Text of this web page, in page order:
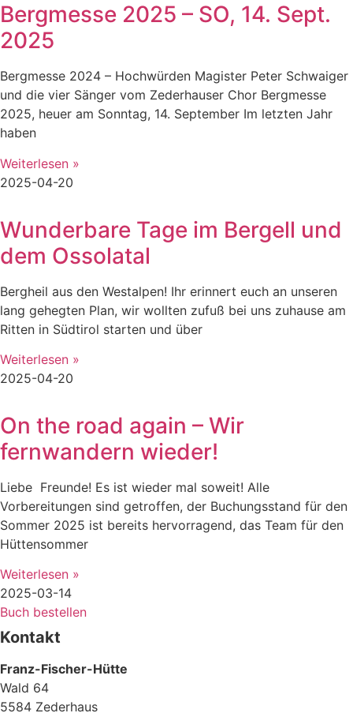
Bergmesse 2025 – SO, 14. Sept.
2025
Bergmesse 2024 – Hochwürden Magister Peter Schwaiger
und die vier Sänger vom Zederhauser Chor Bergmesse
2025, heuer am Sonntag, 14. September Im letzten Jahr
haben
Weiterlesen »
2025-04-20
Wunderbare Tage im Bergell und
dem Ossolatal
Bergheil aus den Westalpen! Ihr erinnert euch an unseren
lang gehegten Plan, wir wollten zufuß bei uns zuhause am
Ritten in Südtirol starten und über
Weiterlesen »
2025-04-20
On the road again – Wir
fernwandern wieder!
Liebe Freunde! Es ist wieder mal soweit! Alle
Vorbereitungen sind getroffen, der Buchungsstand für den
Sommer 2025 ist bereits hervorragend, das Team für den
Hüttensommer
Weiterlesen »
2025-03-14
Buch bestellen
Kontakt
Franz-Fischer-Hütte
Wald 64
5584 Zederhaus